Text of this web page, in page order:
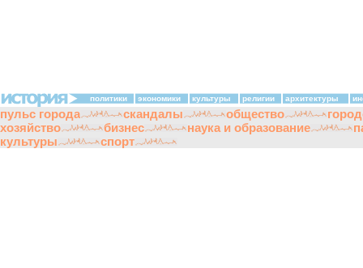
политики экономики культуры религии архитектуры
пульс города скандалы общество
хозяйство
бизнес наука и образование
культуры
спорт